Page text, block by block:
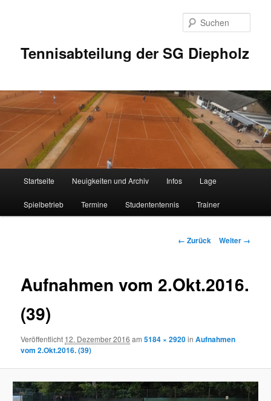
Tennisabteilung der SG Diepholz
Startseite Neuigkeiten und Archiv Infos Lage
Spielbetrieb Termine Studententennis Trainer
Bilder-
← Zurück Weiter →
Aufnahmen vom 2.Okt.2016.
(39)
Veröffentlicht 12. Dezember 2016 am5184 × 2920inAufnahmen
vom 2.Okt.2016. (39)